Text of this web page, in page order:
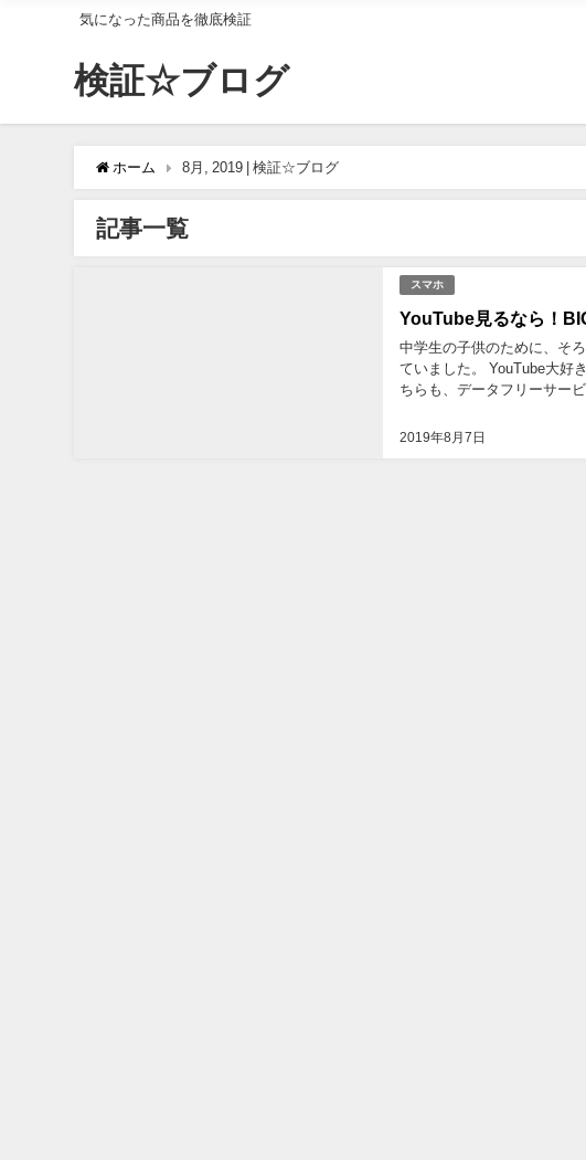
気になった商品を徹底検証
検証☆ブログ
ホーム 8月, 2019 | 検証☆ブログ
記事一覧
スマホ
YouTube見るなら！
2019年8月7日
中学生の子供のために、そ
ていました。 YouTube大好
ちらも、データフリーサー